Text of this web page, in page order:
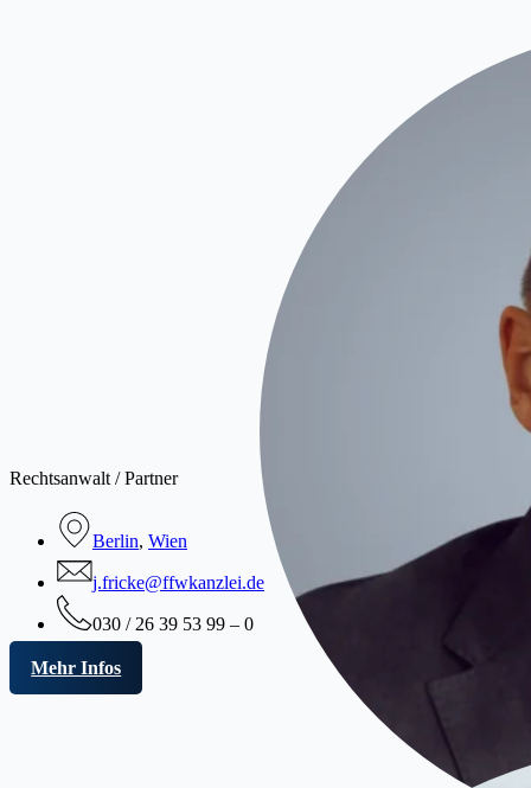
Rechtsanwalt / Partner
Berlin, Wien
j.fricke@ffwkanzlei.de
030 / 26 39 53 99 – 0
Mehr Infos